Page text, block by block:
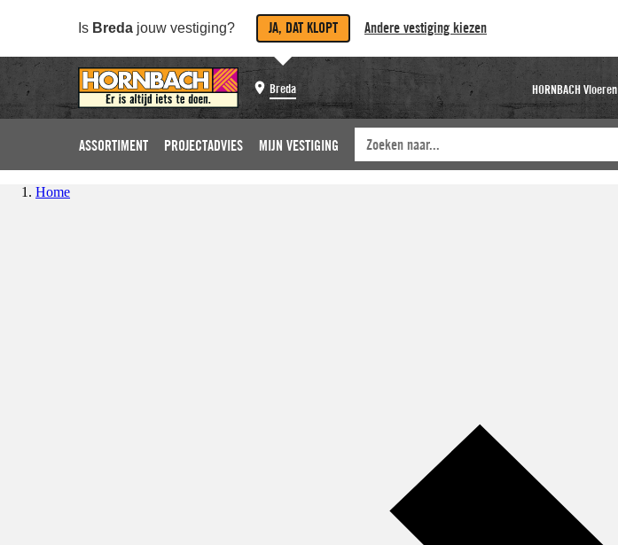
Is Breda jouw vestiging? JA, DAT KLOPT Andere vestiging kiezen
Breda HORNBACH Vloeren
ASSORTIMENT PROJECTADVIES MIJN VESTIGING
Home